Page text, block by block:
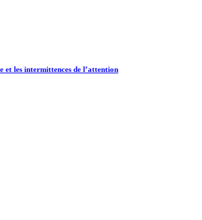
et les intermittences de l’attention